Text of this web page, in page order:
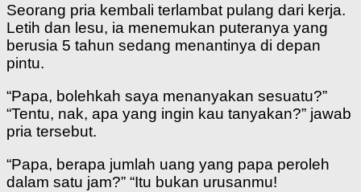
Seorang pria kembali terlambat pulang dari kerja.
Letih dan lesu, ia menemukan puteranya yang
berusia 5 tahun sedang menantinya di depan
pintu.
“Papa, bolehkah saya menanyakan sesuatu?”
“Tentu, nak, apa yang ingin kau tanyakan?” jawab
pria tersebut.
“Papa, berapa jumlah uang yang papa peroleh
dalam satu jam?” “Itu bukan urusanmu!